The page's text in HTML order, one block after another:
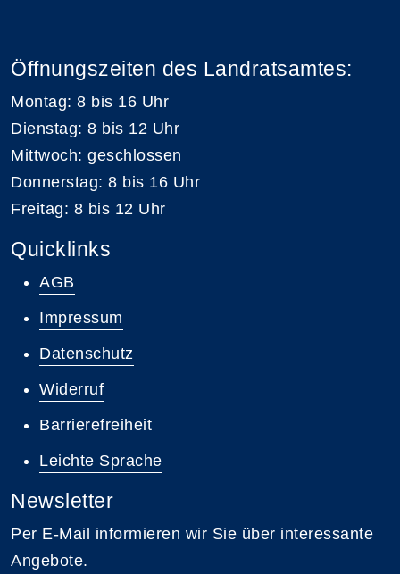
Öffnungszeiten des Landratsamtes:
Montag: 8 bis 16 Uhr
Dienstag: 8 bis 12 Uhr
Mittwoch: geschlossen
Donnerstag: 8 bis 16 Uhr
Freitag: 8 bis 12 Uhr
Quicklinks
AGB
Impressum
Datenschutz
Widerruf
Barrierefreiheit
Leichte Sprache
Newsletter
Per E-Mail informieren wir Sie über interessante
Angebote.